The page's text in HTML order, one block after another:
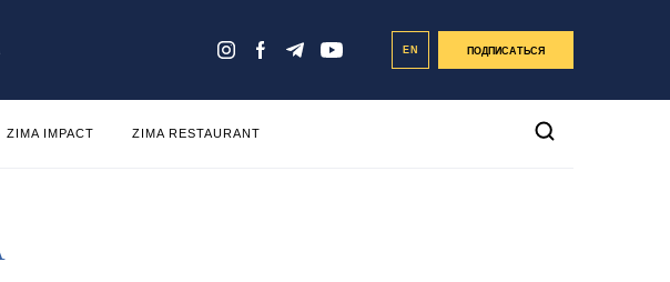
EN ПОДПИСАТЬСЯ
ZIMA IMPACT ZIMA RESTAURANT